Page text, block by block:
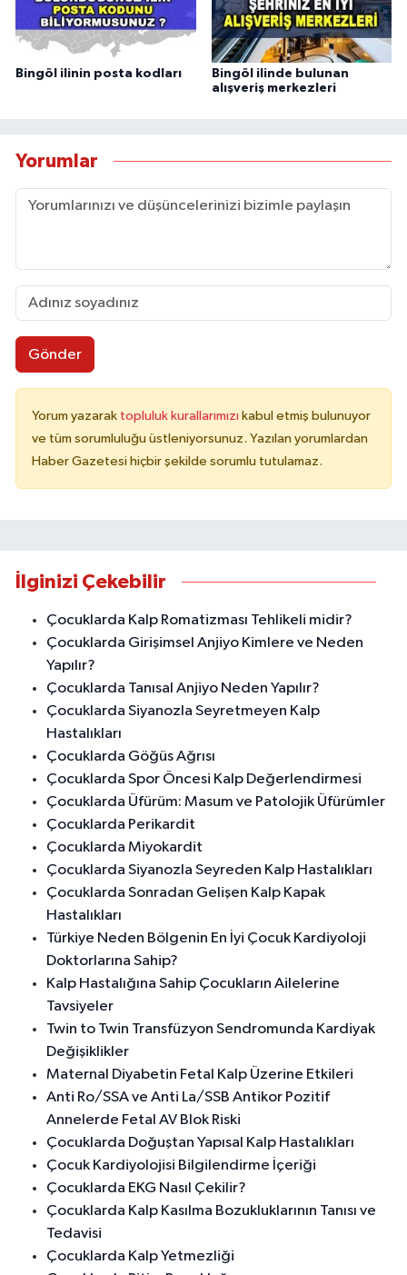
Bingöl ilinin posta kodları
Bingöl ilinde bulunan
alışveriş merkezleri
Yorumlar
Gönder
Yorum yazarak topluluk kurallarımızı kabul etmiş bulunuyor
ve tüm sorumluluğu üstleniyorsunuz. Yazılan yorumlardan
Haber Gazetesi hiçbir şekilde sorumlu tutulamaz.
İlginizi Çekebilir
Çocuklarda Kalp Romatizması Tehlikeli midir?
Çocuklarda Girişimsel Anjiyo Kimlere ve Neden
Yapılır?
Çocuklarda Tanısal Anjiyo Neden Yapılır?
Çocuklarda Siyanozla Seyretmeyen Kalp
Hastalıkları
Çocuklarda Göğüs Ağrısı
Çocuklarda Spor Öncesi Kalp Değerlendirmesi
Çocuklarda Üfürüm: Masum ve Patolojik Üfürümler
Çocuklarda Perikardit
Çocuklarda Miyokardit
Çocuklarda Siyanozla Seyreden Kalp Hastalıkları
Çocuklarda Sonradan Gelişen Kalp Kapak
Hastalıkları
Türkiye Neden Bölgenin En İyi Çocuk Kardiyoloji
Doktorlarına Sahip?
Kalp Hastalığına Sahip Çocukların Ailelerine
Tavsiyeler
Twin to Twin Transfüzyon Sendromunda Kardiyak
Değişiklikler
Maternal Diyabetin Fetal Kalp Üzerine Etkileri
Anti Ro/SSA ve Anti La/SSB Antikor Pozitif
Annelerde Fetal AV Blok Riski
Çocuklarda Doğuştan Yapısal Kalp Hastalıkları
Çocuk Kardiyolojisi Bilgilendirme İçeriği
Çocuklarda EKG Nasıl Çekilir?
Çocuklarda Kalp Kasılma Bozukluklarının Tanısı ve
Tedavisi
Çocuklarda Kalp Yetmezliği